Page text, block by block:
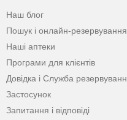
Наш блог
Пошук і онлайн-резервування
Наші аптеки
Програми для клієнтів
Довідка і Служба
Застосунок
Запитання і відповіді